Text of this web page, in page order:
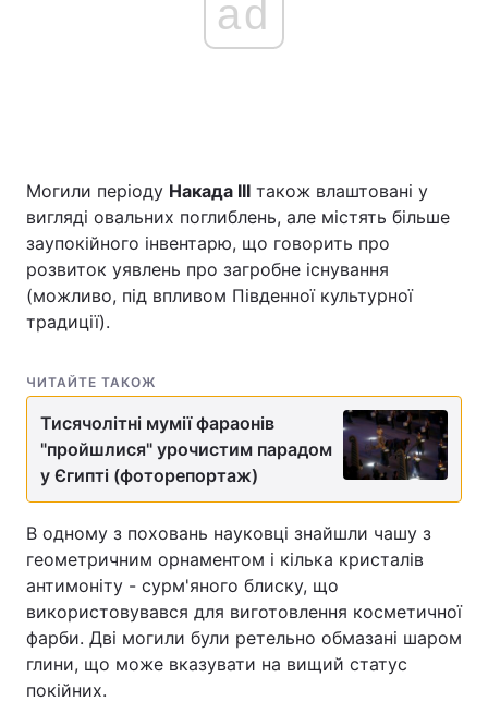
ad
Могили періоду Накада III також влаштовані у
вигляді овальних поглиблень, але містять більше
заупокійного інвентарю, що говорить про
розвиток уявлень про загробне існування
(можливо, під впливом Південної культурної
традиції).
ЧИТАЙТЕ ТАКОЖ
Тисячолітні мумії фараонів
"пройшлися" урочистим парадом
у Єгипті (фоторепортаж)
В одному з поховань науковці знайшли чашу з
геометричним орнаментом і кілька кристалів
антимоніту - сурм'яного блиску, що
використовувався для виготовлення косметичної
фарби. Дві могили були ретельно обмазані шаром
глини, що може вказувати на вищий статус
покійних.